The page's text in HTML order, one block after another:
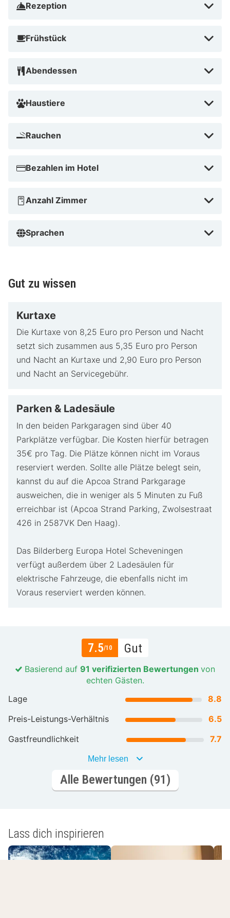
Rezeption
Frühstück
Abendessen
Haustiere
Rauchen
Bezahlen im Hotel
Anzahl Zimmer
Sprachen
Gut zu wissen
Kurtaxe
Die Kurtaxe von 8,25 Euro pro Person und Nacht
setzt sich zusammen aus 5,35 Euro pro Person
und Nacht an Kurtaxe und 2,90 Euro pro Person
und Nacht an Servicegebühr.
Parken & Ladesäule
In den beiden Parkgaragen sind über 40
Parkplätze verfügbar. Die Kosten hierfür betragen
35€ pro Tag. Die Plätze können nicht im Voraus
reserviert werden. Sollte alle Plätze belegt sein,
kannst du auf die Apcoa Strand Parkgarage
ausweichen, die in weniger als 5 Minuten zu Fuß
erreichbar ist (Apcoa Strand Parking, Zwolsestraat
426 in 2587VK Den Haag).
Das Bilderberg Europa Hotel Scheveningen
verfügt außerdem über 2 Ladesäulen für
elektrische Fahrzeuge, die ebenfalls nicht im
Voraus reserviert werden können.
7.5/10 Gut
Basierend auf 91 verifizierten Bewertungen von
echten Gästen.
Lage
8.8
Preis-Leistungs-Verhältnis
6.5
Gastfreundlichkeit
7.7
Mehr lesen
Alle Bewertungen (91)
Lass dich inspirieren